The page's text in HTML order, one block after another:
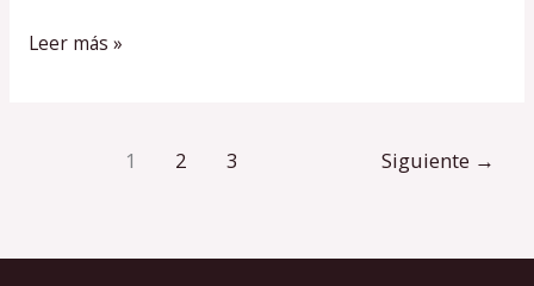
DE
Leer más »
1 2 3 Siguiente →